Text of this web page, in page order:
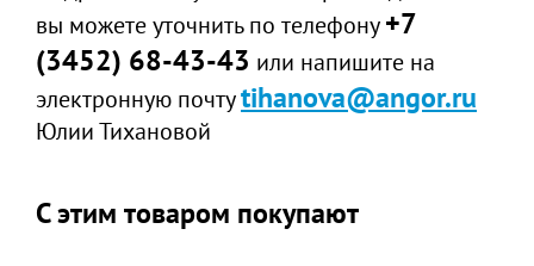
вы можете уточнить по телефону+7
(3452) 68-43-43 или напишите на
электронную почтуtihanova@angor.ru
Юлии Тихановой
С этим товаром покупают